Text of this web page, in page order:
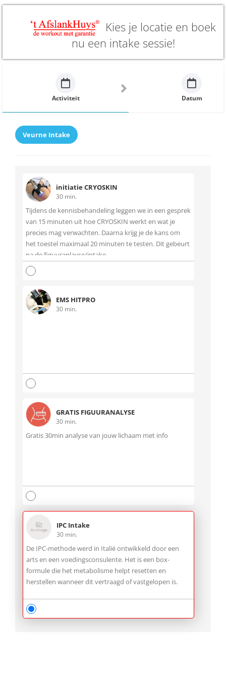
Kies je locatie en boek
nu een intake sessie!
Activiteit Datum
Veurne Intake
initiatie CRYOSKIN
30 min.
Tijdens de kennisbehandeling leggen we in een gesprek
van 15 minuten uit hoe CRYOSKIN werkt en wat je
precies mag verwachten. Daarna krijg je de kans om
het toestel maximaal 20 minuten te testen. Dit gebeurt
na de figuuranlayse/intake
EMS HITPRO
30 min.
GRATIS FIGUURANALYSE
30 min.
Gratis 30min analyse van jouw lichaam met info
IPC Intake
30 min.
De IPC-methode werd in Italië ontwikkeld door een
arts en een voedingsconsulente. Het is een box-
formule die het metabolisme helpt resetten en
herstellen wanneer dit vertraagd of vastgelopen is.